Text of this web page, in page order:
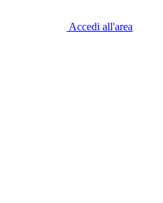
Accedi all'area